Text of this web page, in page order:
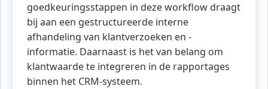
goedkeuringsstappen in deze workflow draagt
bij aan een gestructureerde interne
afhandeling van klantverzoeken en -
informatie. Daarnaast is het van belang om
klantwaarde te integreren in de rapportages
binnen het CRM-systeem.